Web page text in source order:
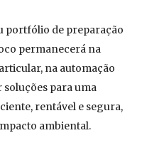
portfólio de preparação
permanecerá na
na automação
soluções para uma
rentável e segura,
ambiental.